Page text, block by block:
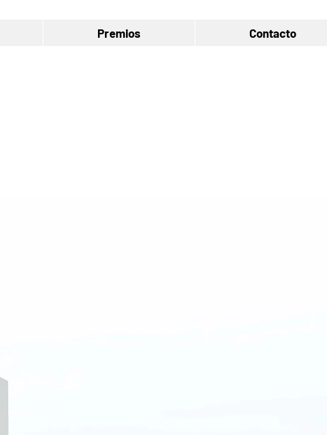
Premios Contacto